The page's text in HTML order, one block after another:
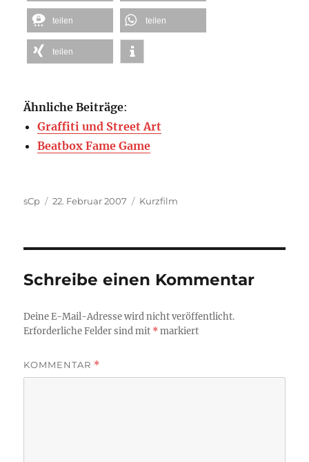
teilen teilen
teilen
Ähnliche Beiträge:
Graffiti und Street Art
Beatbox Fame Game
Autor
sCp
Veröffentlicht
22. Februar 2007 Kategorien
Kurzfilm
Schreibe einen Kommentar
Deine E-Mail-Adresse wird nicht veröffentlicht.
Erforderliche Felder sind mit *markiert
KOMMENTAR *